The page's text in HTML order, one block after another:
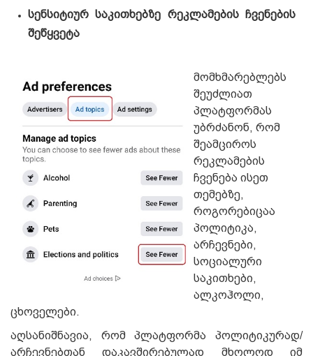
სენსიტიურ საკითხებზე რეკლამების ჩვენების
შეწყვეტა
მომხმარებლებს
შეუძლიათ
პლატფორმას
უბრძანონ, რომ
შეამციროს
რეკლამების
ჩვენება ისეთ
თემებზე,
როგორებიცაა
პოლიტიკა,
არჩევნები,
სოციალური
საკითხები,
ალკოჰოლი,
ცხოველები.
აღსანიშნავია, რომ პლატფორმა პოლიტიკურად/
არჩევნებთან დაკავშირებულად მხოლოდ იმ